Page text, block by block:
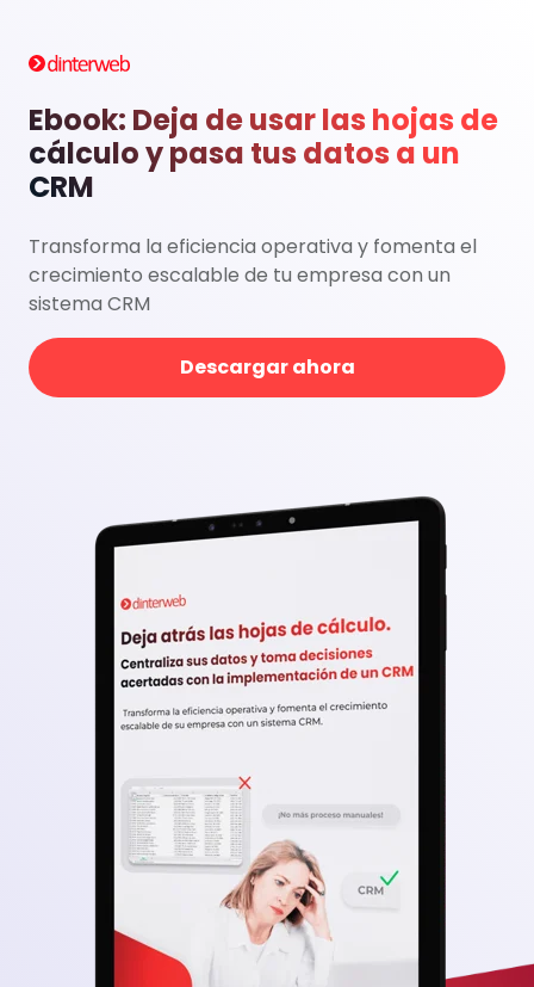
Ebook: Deja de usar las hojas de
cálculo y pasa tus datos a un
CRM
Transforma la eficiencia operativa y fomenta el
crecimiento escalable de tu empresa con un
sistema CRM
Descargar ahora